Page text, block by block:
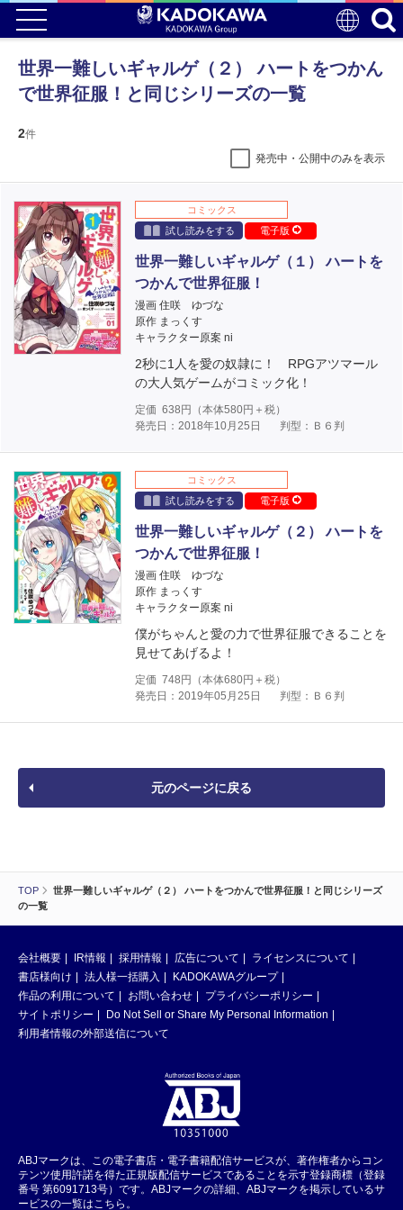
TOP
世界一難しいギャルゲ（２） ハートをつかんで世界征服！と同じシリーズ
の一覧
世界一難しいギャルゲ（２） ハートをつかん
で世界征服！と同じシリーズの一覧
2件
発売中・公開中のみを表示
コミックス
試し読みをする
電子版
世界一難しいギャルゲ（１） ハートを
つかんで世界征服！
漫画 住咲 ゆづな
原作 まっくす
キャラクター原案 ni
2秒に1人を愛の奴隷に！ RPGアツマール
の大人気ゲームがコミック化！
定価 638 円（本体580円＋税）
発売日：2018年10月25日
判型：Ｂ６判
コミックス
試し読みをする
電子版
世界一難しいギャルゲ（２） ハートを
つかんで世界征服！
漫画 住咲 ゆづな
原作 まっくす
キャラクター原案 ni
僕がちゃんと愛の力で世界征服できることを
見せてあげるよ！
定価 748 円（本体680円＋税）
発売日：2019年05月25日
判型：Ｂ６判
元のページに戻る
会社概要 IR情報 採用情報 広告について
ライセンスについて
書店様向け
法人様一括購入
KADOKAWAグループ
作品の利用について
お問い合わせ
プライバシーポリシー
サイトポリシー
Do Not Sell or Share My Personal Information
利用者情報の外部送信について
ABJマークは、この電子書店・電子書籍配信サービスが、著作権者からコン
テンツ使用許諾を得た正規版配信サービスであることを示す登録商標（登録
番号 第6091713号）です。ABJマークの詳細、ABJマークを掲示しているサ
ービスの一覧はこちら。